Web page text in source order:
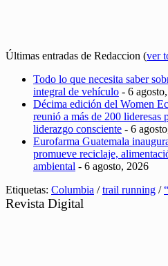
Últimas entradas de Redaccion (ver
Todo lo que necesita saber
integral de vehículo - 6
Décima edición del Women
reunió a más de 200 lideresas
liderazgo consciente - 6
Eurofarma Guatemala
promueve reciclaje,
ambiental - 6 agosto, 2026
Etiquetas: Columbia /trail running /
Revista Digital